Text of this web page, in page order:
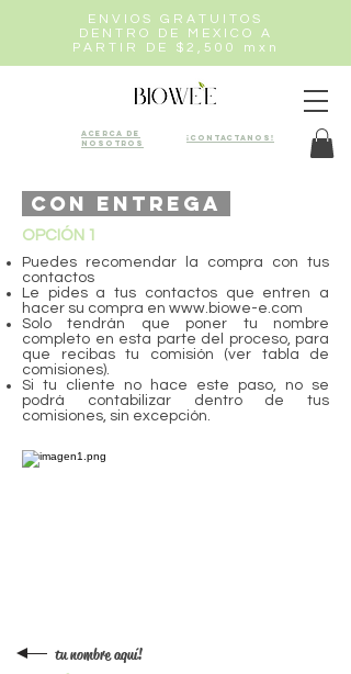
ENVIOS GRATUITOS
DENTRO DE MEXICO A
PARTIR DE $2,500 mxn
Acerca de
nosotros
¡Contactanos!
Con entrega
OPCIÓN 1
Puedes recomendar la compra con tus
contactos
Le pides a tus contactos que entren a
hacer su compra en www.biowe-e.com
Solo tendrán que poner tu nombre
completo en esta parte del proceso, para
que recibas tu comisión (ver tabla de
comisiones).
Si tu cliente no hace este paso, no se
podrá contabilizar dentro de tus
comisiones, sin excepción.
tu nombre aquí!